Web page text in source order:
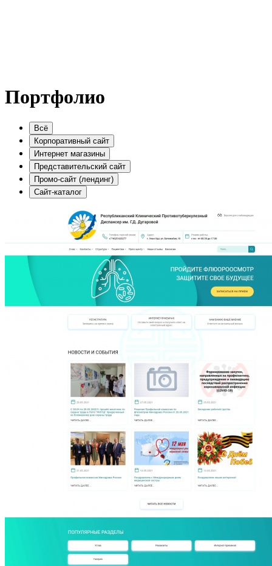
Портфолио
Всё
Корпоративный сайт
Интернет магазины
Представительский сайт
Промо-сайт (лендинг)
Сайт-каталог